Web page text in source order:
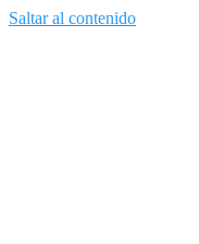
Saltar al contenido